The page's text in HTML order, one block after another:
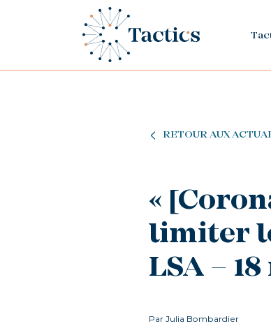
RETOUR AUX
«
limiter
LSA –
Par Julia Bombardier